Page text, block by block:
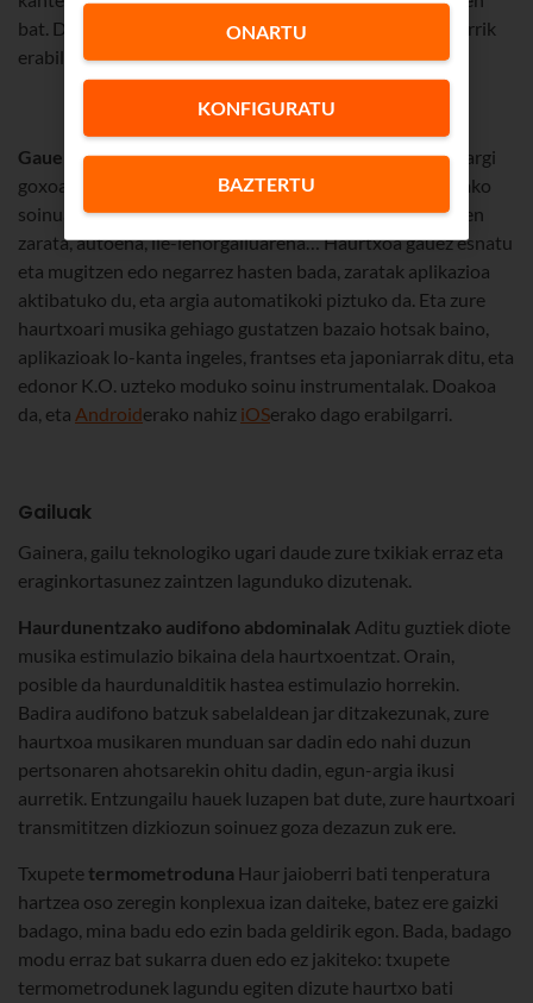
bat. Doako oinarrizko bertsio bat du, eta
erako bakarrik
erabil daiteke.
Gaueko argia. Aplikazio honek argi egiten du ilunpean; argi
goxoa egiten du, eta animalien irudiak eta mota guztietako
soinuak erreproduzitzen ditu: zarata zuriak, ikuzgailuaren
zarata, autoena, ile-lehorgailuarena… Haurtxoa gauez esnatu
eta mugitzen edo negarrez hasten bada, zaratak aplikazioa
aktibatuko du, eta argia automatikoki piztuko da. Eta zure
haurtxoari musika gehiago gustatzen bazaio hotsak baino,
aplikazioak lo-kanta ingeles, frantses eta japoniarrak ditu, eta
edonor K.O. uzteko moduko soinu instrumentalak. Doakoa
da, eta Androiderako nahiz iOSerako dago erabilgarri.
Gailuak
Gainera, gailu teknologiko ugari daude zure txikiak erraz eta
eraginkortasunez zaintzen lagunduko dizutenak.
Haurdunentzako audifono abdominalak Aditu guztiek diote
musika estimulazio bikaina dela haurtxoentzat. Orain,
posible da haurdunalditik hastea estimulazio horrekin.
Badira audifono batzuk sabelaldean jar ditzakezunak, zure
haurtxoa musikaren munduan sar dadin edo nahi duzun
pertsonaren ahotsarekin ohitu dadin, egun-argia ikusi
aurretik. Entzungailu hauek luzapen bat dute, zure haurtxoari
transmititzen dizkiozun soinuez goza dezazun zuk ere.
Txupete termometroduna Haur jaioberri bati tenperatura
hartzea oso zeregin konplexua izan daiteke, batez ere gaizki
badago, mina badu edo ezin bada geldirik egon. Bada, badago
modu erraz bat sukarra duen edo ez jakiteko: txupete
termometrodunek lagundu egiten dizute haurtxo bati
KONFIGURATU
BAZTERTU
ONARTU